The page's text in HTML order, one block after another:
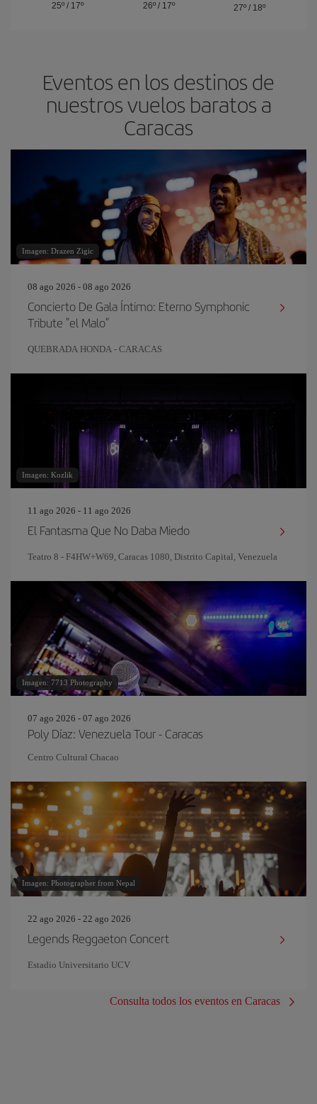
25º/ 17º
26º/ 17º
27º / 18º
Eventos en los destinos de
nuestros vuelos baratos a
Caracas
Imagen: Drazen Zigic
08 ago 2026 - 08 ago 2026
Concierto De Gala Íntimo: Eterno Symphonic
Tribute "el Malo"
QUEBRADA HONDA - CARACAS
Imagen: Kozlik
11 ago 2026 - 11 ago 2026
El Fantasma Que No Daba Miedo
Teatro 8 - F4HW+W69, Caracas 1080, Distrito Capital, Venezuela
Imagen: 7713 Photography
07 ago 2026 - 07 ago 2026
Poly Díaz: Venezuela Tour - Caracas
Centro Cultural Chacao
Imagen: Photographer from Nepal
22 ago 2026 - 22 ago 2026
Legends Reggaeton Concert
Estadio Universitario UCV
Consulta todos los eventos en Caracas